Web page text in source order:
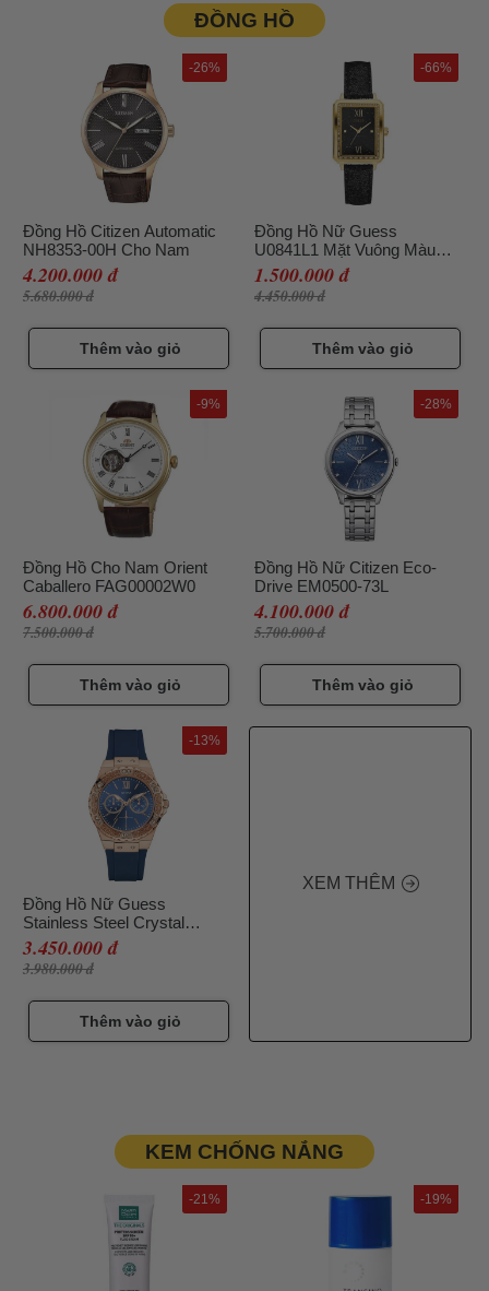
ĐỒNG HỒ
Đồng Hồ Citizen Automatic
NH8353-00H Cho Nam
4.200.000 đ
5.680.000 đ
-26%
Thêm vào giỏ
Đồng Hồ Nữ Guess
U0841L1 Mặt Vuông Màu
Đen Vàng (Hàng Thanh Lý -
Lỗi Dây Da)
1.500.000 đ
4.450.000 đ
-66%
Thêm vào giỏ
Đồng Hồ Cho Nam Orient
Caballero FAG00002W0
6.800.000 đ
7.500.000 đ
-9%
Thêm vào giỏ
Đồng Hồ Nữ Citizen Eco-
Drive EM0500-73L
4.100.000 đ
5.700.000 đ
-28%
Thêm vào giỏ
Đồng Hồ Nữ Guess
Stainless Steel Crystal
Silicone Watch 39mm
U1053L1 Màu Vàng Xanh
3.450.000 đ
3.980.000 đ
-13%
Thêm vào giỏ
XEM THÊM
KEM CHỐNG NẮNG
-21% -19%